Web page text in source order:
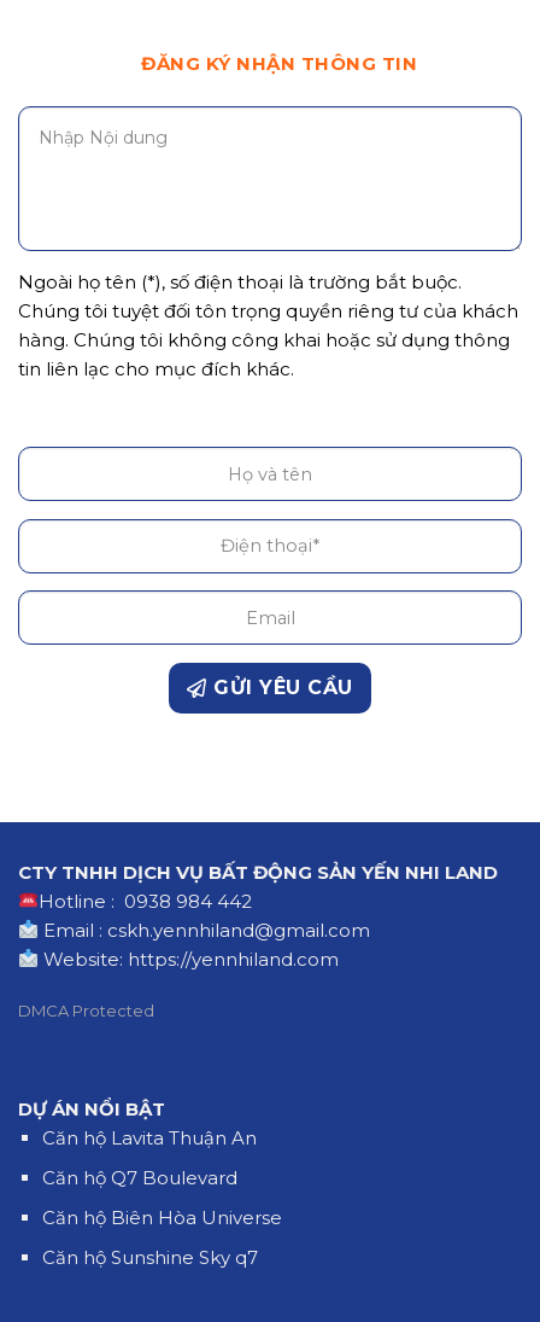
ĐĂNG KÝ NHẬN THÔNG TIN
Ngoài họ tên (*), số điện thoại là trường bắt buộc.
Chúng tôi tuyệt đối tôn trọng quyền riêng tư của khách
hàng. Chúng tôi không công khai hoặc sử dụng thông
tin liên lạc cho mục đích khác.
GỬI YÊU CẦU
CTY TNHH DỊCH VỤ BẤT ĐỘNG SẢN YẾN NHI LAND
Hotline : 0938 984 442
Email : cskh.yennhiland@gmail.com
Website: https://yennhiland.com
DMCA Protected
DỰ ÁN NỔI BẬT
Căn hộ Lavita Thuận An
Căn hộ Q7 Boulevard
Căn hộ Biên Hòa Universe
Căn hộ Sunshine Sky q7